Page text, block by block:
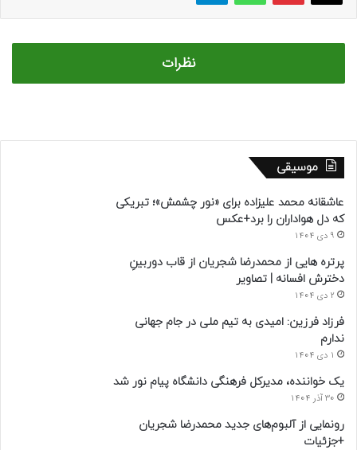
نظرات
موسیقی
عاشقانه محمد علیزاده برای «نور چشمش»؛ تبریکی
که دل هواداران را برد+عکس
9 دی 1404
پرتره هایی از محمدرضا شجریان از قاب دوربینِ
دخترش افسانه | تصاویر
2 دی 1404
فرزاد فرزین: امیدی به تیم ملی در جام جهانی
ندارم
1 دی 1404
یک خواننده، مدیرکل فرهنگی دانشگاه پیام نور شد
30 آذر 1404
رونمایی از آلبوم‌های جدید محمدرضا شجریان
+جزئیات